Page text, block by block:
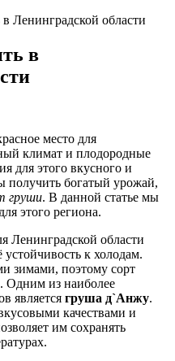
Ленинградской области
в
место для
климат и плодородные
для этого вкусного и
получить богатый урожай,
груши. В данной статье мы
для этого региона.
Ленинградской области
устойчивость к холодам.
зимами, поэтому сорт
Одним из наиболее
является груша д`Анжу.
качествами и
им сохранять